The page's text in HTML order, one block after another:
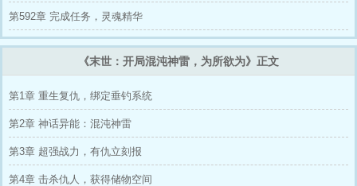
第592章 完成任务，灵魂精华
《末世：开局混沌神雷，为所欲为》正文
第1章 重生复仇，绑定垂钓系统
第2章 神话异能：混沌神雷
第3章 超强战力，有仇立刻报
第4章 击杀仇人，获得储物空间